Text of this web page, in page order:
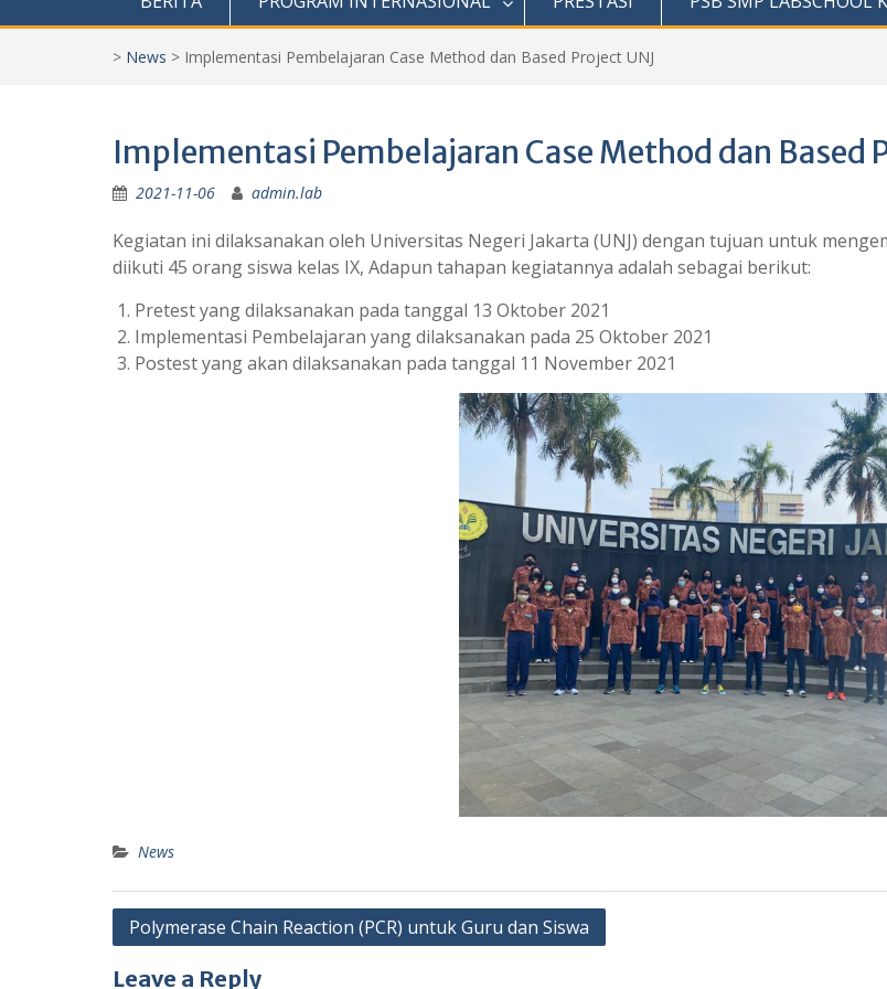
> News > Implementasi Pembelajaran Case Method dan Based Project UNJ
Implementasi Pembelajaran Case Method dan Based
2021-11-06 admin.lab
Kegiatan ini dilaksanakan oleh Universitas Negeri Jakarta (UNJ) dengan tujuan untuk
diikuti 45 orang siswa kelas IX, Adapun tahapan kegiatannya adalah sebagai berikut:
Pretest yang dilaksanakan pada tanggal 13 Oktober 2021
Implementasi Pembelajaran yang dilaksanakan pada 25 Oktober 2021
Postest yang akan dilaksanakan pada tanggal 11 November 2021
News
Post
Polymerase Chain Reaction (PCR) untuk Guru dan Siswa
Leave a Reply